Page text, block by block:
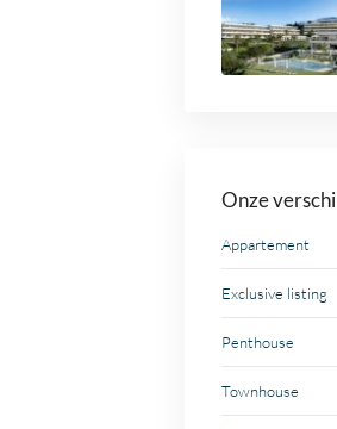
Onze
Appartement
Exclusive listing
Penthouse
Townhouse